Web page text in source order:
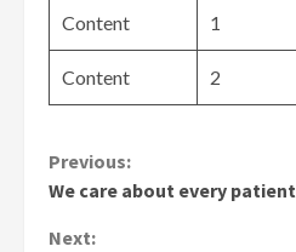
Content 1
Content 2
Continue
Previous:
We care about every patient
Next: